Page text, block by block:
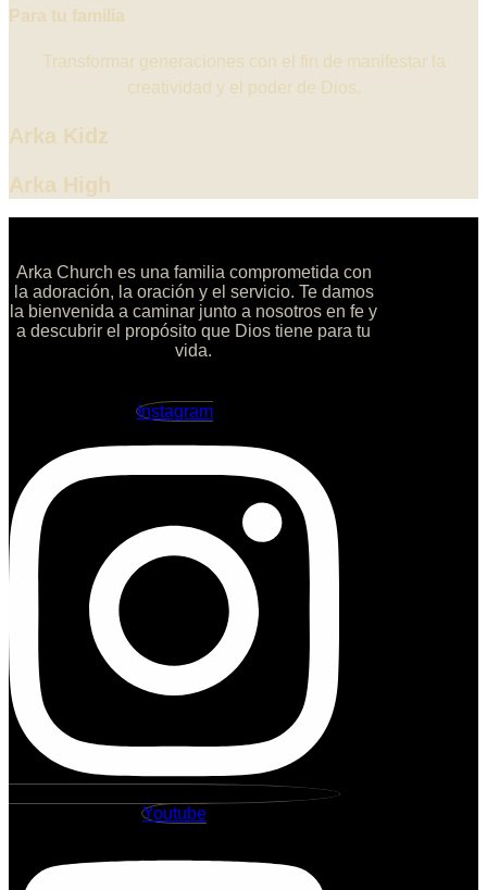
Para tu familia
Transformar generaciones con el fin de manifestar la
creatividad y el poder de Dios.
Arka Kidz
Arka High
Arka Church es una familia comprometida con
la adoración, la oración y el servicio. Te damos
la bienvenida a caminar junto a nosotros en fe y
a descubrir el propósito que Dios tiene para tu
vida.
Instagram
Youtube